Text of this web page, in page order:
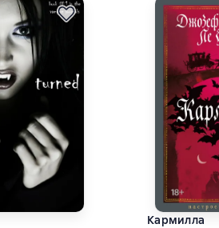
Кармилла